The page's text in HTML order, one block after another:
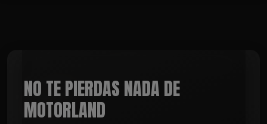
NO TE PIERDAS NADA DE
MOTORLAND